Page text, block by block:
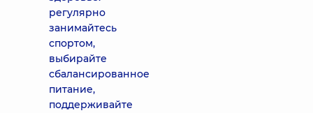
регулярно
занимайтесь
спортом,
выбирайте
сбалансированное
питание,
поддерживайте